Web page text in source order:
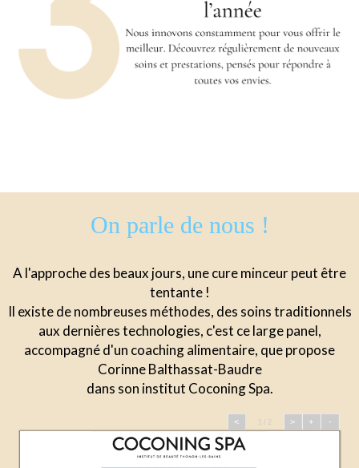
On parle de nous !
A l'approche des beaux jours, une cure minceur peut être
tentante !
Il existe de nombreuses méthodes, des soins traditionnels
aux dernières technologies, c'est ce large panel,
accompagné d'un coaching alimentaire, que propose
Corinne Balthassat-Baudre
dans son institut Coconing Spa.
< 1 / 2 > + -